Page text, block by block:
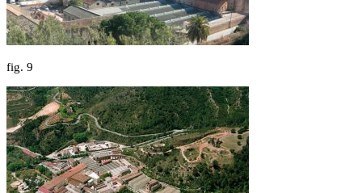
fig. 9